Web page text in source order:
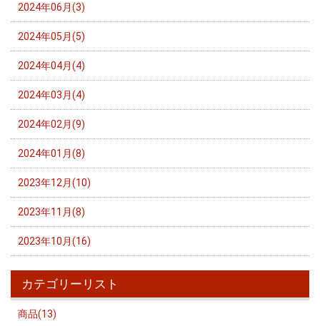
2024年06月(3)
2024年05月(5)
2024年04月(4)
2024年03月(4)
2024年02月(9)
2024年01月(8)
2023年12月(10)
2023年11月(8)
2023年10月(16)
カテゴリーリスト
商品(13)